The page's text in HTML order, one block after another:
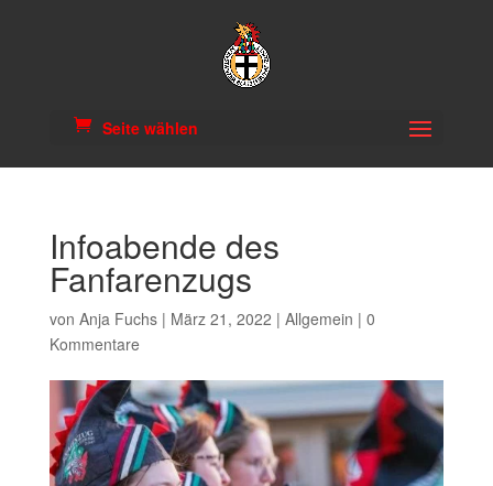
Seite wählen
Infoabende des
Fanfarenzugs
von Anja Fuchs| März 21, 2022 | Allgemein | 0
Kommentare